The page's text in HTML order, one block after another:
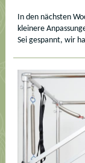
In den nächsten
kleinere
Sei gespannt, wir